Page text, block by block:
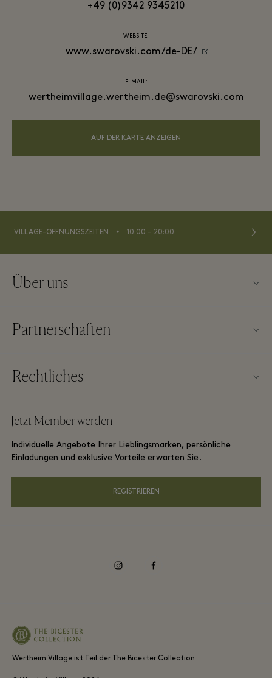
+49 (0)9342 9345210
WEBSITE:
www.swarovski.com/de-DE/
E-MAIL:
wertheimvillage.wertheim.de@swarovski.com
AUF DER KARTE ANZEIGEN
VILLAGE-ÖFFNUNGSZEITEN ⬩ 10:00 – 20:00
Über uns
Impressum
Karriere
App herunterladen
Shopping Card
FAQs
Partnerschaften
Gruppenbuchung
Rechtliches
Allgemeine Geschäftsbedingungen für Membership
Datenschutzrichtlinien
Jetzt Member werden
Individuelle Angebote Ihrer Lieblingsmarken, persönliche
Einladungen und exklusive Vorteile erwarten Sie.
REGISTRIEREN
Wertheim Village ist Teil der The Bicester Collection
instagramfacebook